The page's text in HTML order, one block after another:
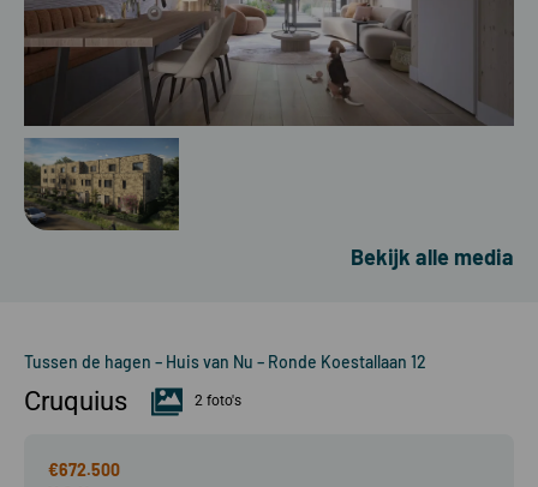
Bekijk alle media
Tussen de hagen – Huis van Nu – Ronde Koestallaan 12
Cruquius 2 foto's
€672.500